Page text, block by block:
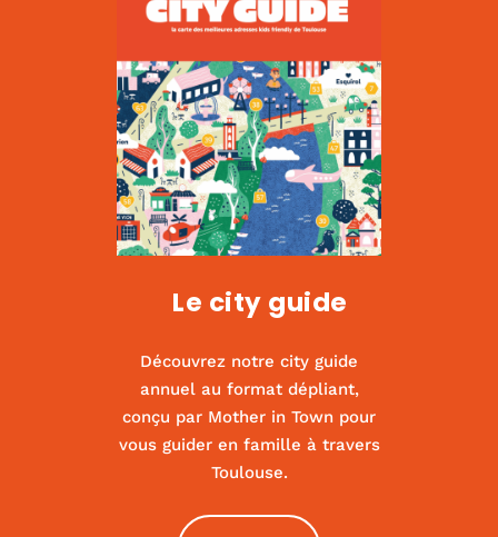
Oh my cooks
Le city guide
Découvrez notre city guide
annuel au format dépliant,
conçu par Mother in Town pour
vous guider en famille à travers
Toulouse.